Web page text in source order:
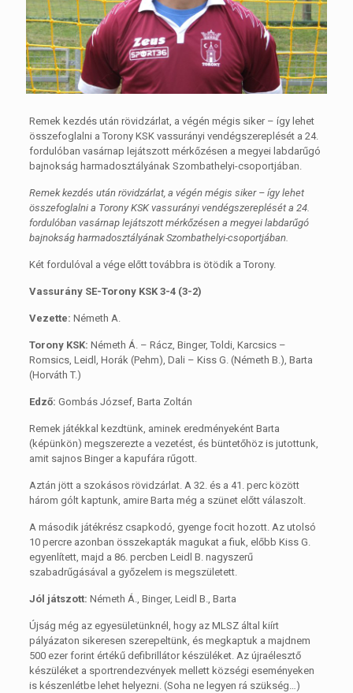
Remek kezdés után rövidzárlat, a végén mégis siker – így lehet
összefoglalni a Torony KSK vassurányi vendégszereplését a 24.
fordulóban vasárnap lejátszott mérkőzésen a megyei labdarűgó
bajnokság harmadosztályának Szombathelyi-csoportjában.
Remek kezdés után rövidzárlat, a végén mégis siker – így lehet
összefoglalni a Torony KSK vassurányi vendégszereplését a 24.
fordulóban vasárnap lejátszott mérkőzésen a megyei labdarűgó
bajnokság harmadosztályának Szombathelyi-csoportjában.
Két fordulóval a vége előtt továbbra is ötödik a Torony.
Vassurány SE-Torony KSK 3-4 (3-2)
Vezette: Németh A.
Torony KSK: Németh Á. – Rácz, Binger, Toldi, Karcsics –
Romsics, Leidl, Horák (Pehm), Dali – Kiss G. (Németh B.), Barta
(Horváth T.)
Edző: Gombás József, Barta Zoltán
Remek játékkal kezdtünk, aminek eredményeként Barta
(képünkön) megszerezte a vezetést, és büntetőhöz is jutottunk,
amit sajnos Binger a kapufára rűgott.
Aztán jött a szokásos rövidzárlat. A 32. és a 41. perc között
három gólt kaptunk, amire Barta még a szünet előtt válaszolt.
A második játékrész csapkodó, gyenge focit hozott. Az utolsó
10 percre azonban összekapták magukat a fiuk, előbb Kiss G.
egyenlített, majd a 86. percben Leidl B. nagyszerű
szabadrűgásával a győzelem is megszületett.
Jól játszott: Németh Á., Binger, Leidl B., Barta
Újság még az egyesületünknél, hogy az MLSZ által kiírt
pályázaton sikeresen szerepeltünk, és megkaptuk a majdnem
500 ezer forint értékű defibrillátor készüléket. Az újraélesztő
készüléket a sportrendezvények mellett községi eseményeken
is készenlétbe lehet helyezni. (Soha ne legyen rá szükség…)